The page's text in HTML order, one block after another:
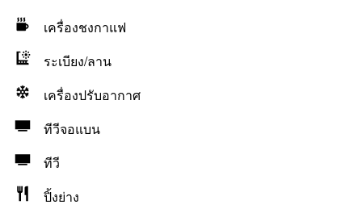
เครื่องชงกาแฟ
ระเบียง/ลาน
เครื่องปรับอากาศ
ทีวีจอแบน
ทีวี
ปิ้งย่าง